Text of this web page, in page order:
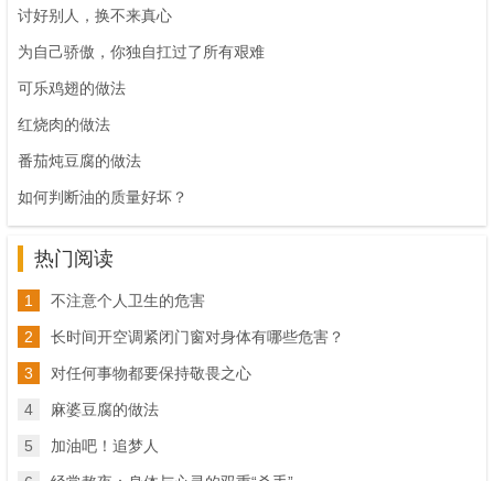
讨好别人，换不来真心
为自己骄傲，你独自扛过了所有艰难
可乐鸡翅的做法
红烧肉的做法
番茄炖豆腐的做法
如何判断油的质量好坏？
热门阅读
1 不注意个人卫生的危害
2 长时间开空调紧闭门窗对身体有哪些危害？
3 对任何事物都要保持敬畏之心
4 麻婆豆腐的做法
5 加油吧！追梦人